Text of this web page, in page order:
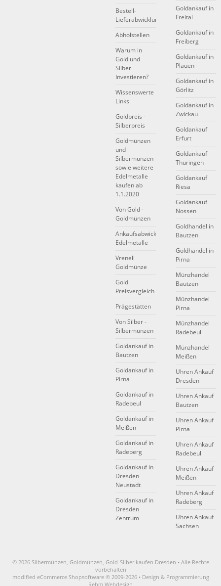
Bestell-
Lieferabwicklung
Abholstellen
Warum in
Gold und
Silber
Investieren?
Wissenswerte
Links
Goldpreis -
Silberpreis
Goldmünzen
und
Silbermünzen
sowie weitere
Edelmetalle
kaufen ab
1.1.2020
Von Gold -
Goldmünzen
Ankaufsabwicklung
Edelmetalle
Vreneli
Goldmünze
Gold
Preisvergleich
Prägestätten
Von Silber -
Silbermünzen
Goldankauf in
Bautzen
Goldankauf in
Pirna
Goldankauf in
Radebeul
Goldankauf in
Meißen
Goldankauf in
Radeberg
Goldankauf in
Dresden
Neustadt
Goldankauf in
Dresden
Zentrum
Goldankauf in
Freital
Goldankauf in
Freiberg
Goldankauf in
Plauen
Goldankauf in
Görlitz
Goldankauf in
Zwickau
Goldankauf
Erfurt
Goldankauf
Thüringen
Goldankauf
Riesa
Goldankauf
Nossen
Goldhandel in
Bautzen
Goldhandel in
Pirna
Münzhandel
Bautzen
Münzhandel
Pirna
Münzhandel
Radebeul
Münzhandel
Meißen
Uhren Ankauf
Dresden
Uhren Ankauf
Bautzen
Uhren Ankauf
Pirna
Uhren Ankauf
Radebeul
Uhren Ankauf
Meißen
Uhren Ankauf
Radeberg
Uhren Ankauf
Sachsen
© 2026 Silbermünzen, Goldmünzen, Gold-Silber kaufen Dresden • Alle Rechte
vorbehalten
modified eCommerce Shopsoftware © 2009-2026 • Design & Programmierung
Rehm Webdesign